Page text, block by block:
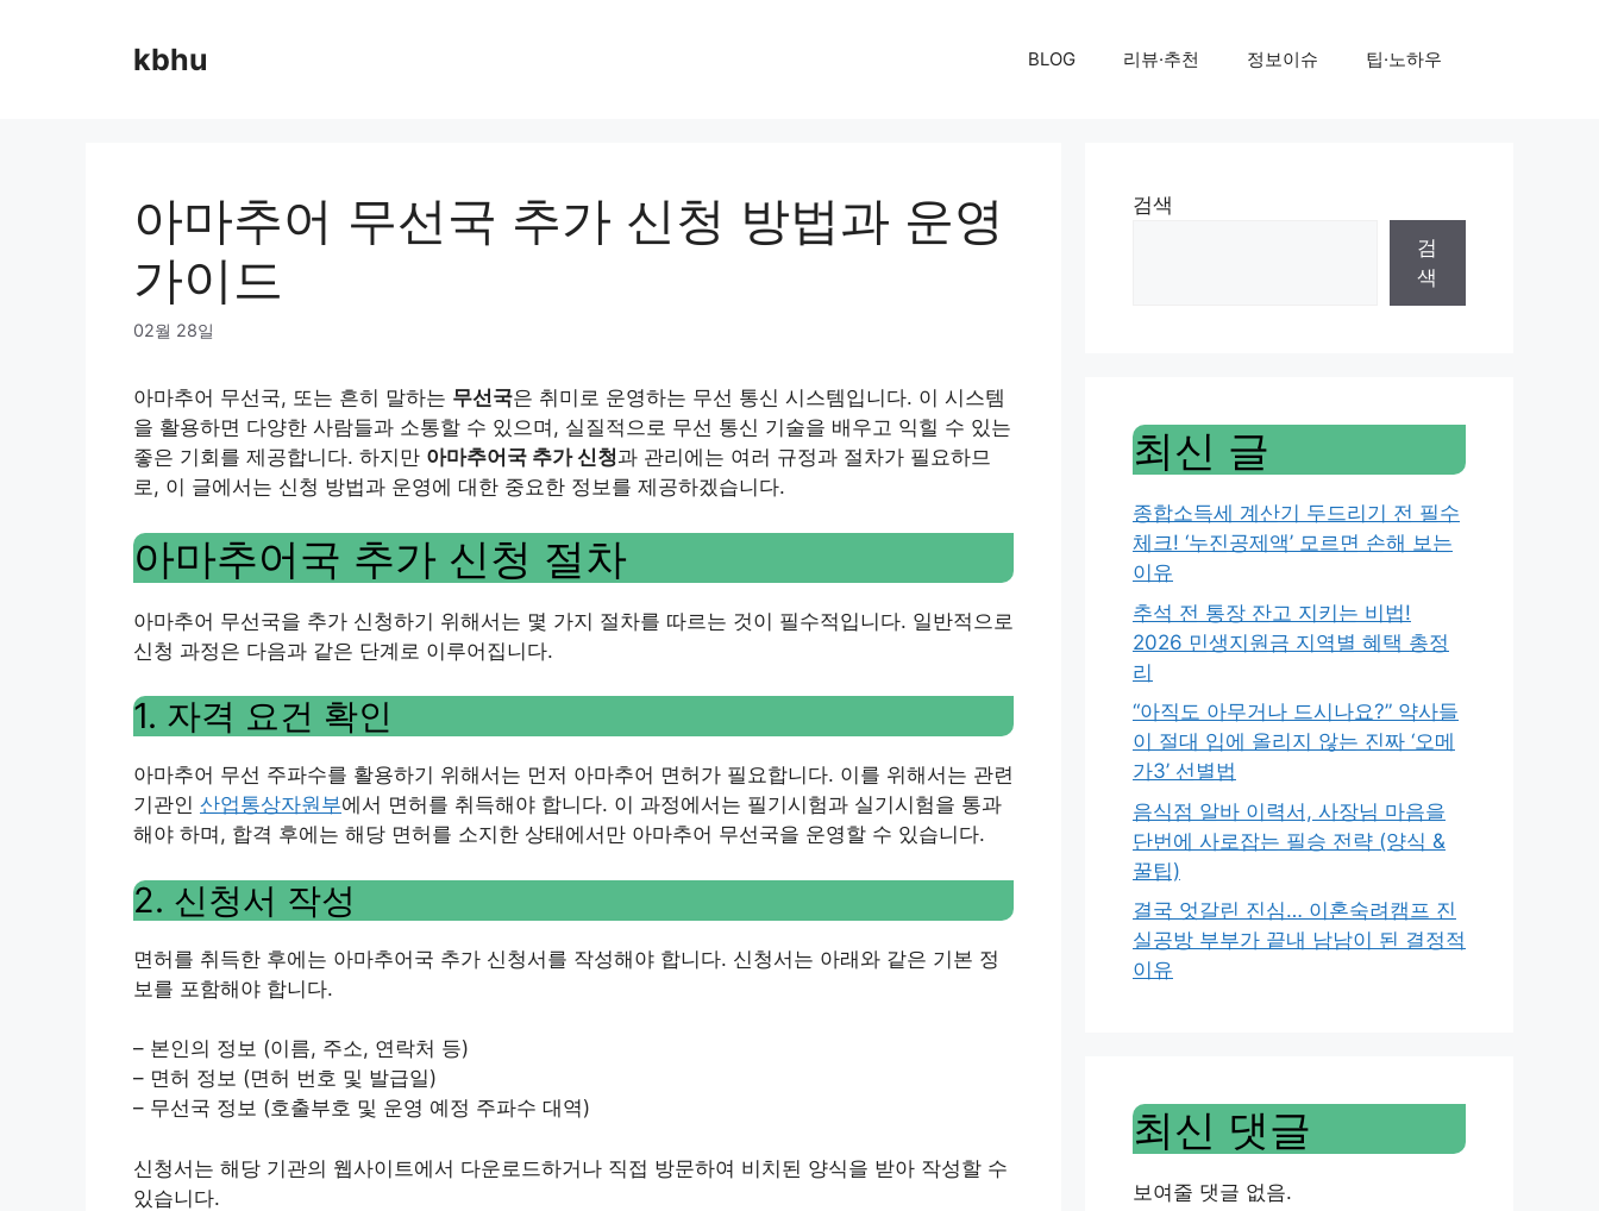
kbhu BLOG 리뷰·추천 정보이슈 팁·노하우
아마추어 무선국 추가 신청 방법과 운영
가이드
02월 28일
아마추어 무선국, 또는 흔히 말하는 무선국은 취미로 운영하는 무선 통신 시스템입니다. 이 시스템
을 활용하면 다양한 사람들과 소통할 수 있으며, 실질적으로 무선 통신 기술을 배우고 익힐 수 있는
좋은 기회를 제공합니다. 하지만 아마추어국 추가 신청과 관리에는 여러 규정과 절차가 필요하므
로, 이 글에서는 신청 방법과 운영에 대한 중요한 정보를 제공하겠습니다.
아마추어국 추가 신청 절차
아마추어 무선국을 추가 신청하기 위해서는 몇 가지 절차를 따르는 것이 필수적입니다. 일반적으로
신청 과정은 다음과 같은 단계로 이루어집니다.
1. 자격 요건 확인
아마추어 무선 주파수를 활용하기 위해서는 먼저 아마추어 면허가 필요합니다. 이를 위해서는 관련
기관인 산업통상자원부에서 면허를 취득해야 합니다. 이 과정에서는 필기시험과 실기시험을 통과
해야 하며, 합격 후에는 해당 면허를 소지한 상태에서만 아마추어 무선국을 운영할 수 있습니다.
2. 신청서 작성
면허를 취득한 후에는 아마추어국 추가 신청서를 작성해야 합니다. 신청서는 아래와 같은 기본 정
보를 포함해야 합니다.
– 본인의 정보 (이름, 주소, 연락처 등)
– 면허 정보 (면허 번호 및 발급일)
– 무선국 정보 (호출부호 및 운영 예정 주파수 대역)
신청서는 해당 기관의 웹사이트에서 다운로드하거나 직접 방문하여 비치된 양식을 받아 작성할 수
있습니다.
검색
검
색
최신 글
종합소득세 계산기 두드리기 전 필수
체크! ‘누진공제액’ 모르면 손해 보는
이유
추석 전 통장 잔고 지키는 비법!
2026 민생지원금 지역별 혜택 총정
리
“아직도 아무거나 드시나요?” 약사들
이 절대 입에 올리지 않는 진짜 ‘오메
가3’ 선별법
음식점 알바 이력서, 사장님 마음을
단번에 사로잡는 필승 전략 (양식 &
꿀팁)
결국 엇갈린 진심… 이혼숙려캠프 진
실공방 부부가 끝내 남남이 된 결정적
이유
최신 댓글
보여줄 댓글 없음.